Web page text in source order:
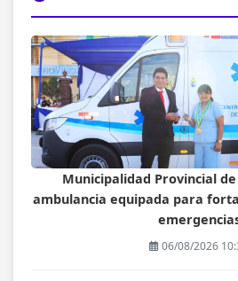
Municipalidad Provincial
ambulancia equipada para
06/08/2026